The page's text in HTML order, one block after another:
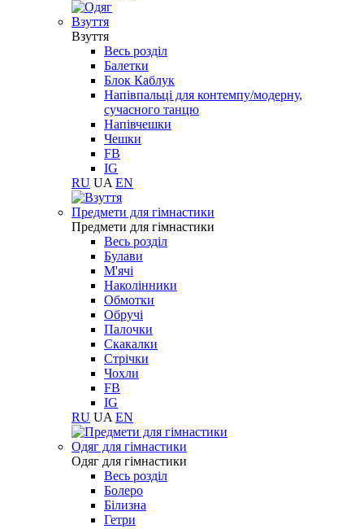
Взуття
Взуття
Весь розділ
Балетки
Блок Каблук
Напівпальці для контемпу/модерну,
сучасного танцю
Напівчешки
Чешки
FB
IG
RU UA EN
Предмети для гімнастики
Предмети для гімнастики
Весь розділ
Булави
М'ячі
Наколінники
Обмотки
Обручі
Палочки
Скакалки
Стрічки
Чохли
FB
IG
RU UA EN
Одяг для гімнастики
Одяг для гімнастики
Весь розділ
Болеро
Білизна
Гетри